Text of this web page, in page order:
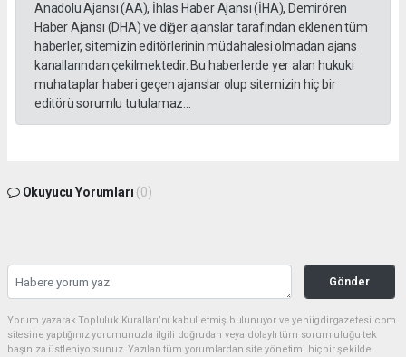
Anadolu Ajansı (AA), İhlas Haber Ajansı (İHA), Demirören
Haber Ajansı (DHA) ve diğer ajanslar tarafından eklenen tüm
haberler, sitemizin editörlerinin müdahalesi olmadan ajans
kanallarından çekilmektedir. Bu haberlerde yer alan hukuki
muhataplar haberi geçen ajanslar olup sitemizin hiç bir
editörü sorumlu tutulamaz...
Okuyucu Yorumları (0)
Gönder
Yorum yazarak Topluluk Kuralları’nı kabul etmiş bulunuyor ve yeniigdirgazetesi.com
sitesine yaptığınız yorumunuzla ilgili doğrudan veya dolaylı tüm sorumluluğu tek
başınıza üstleniyorsunuz. Yazılan tüm yorumlardan site yönetimi hiçbir şekilde